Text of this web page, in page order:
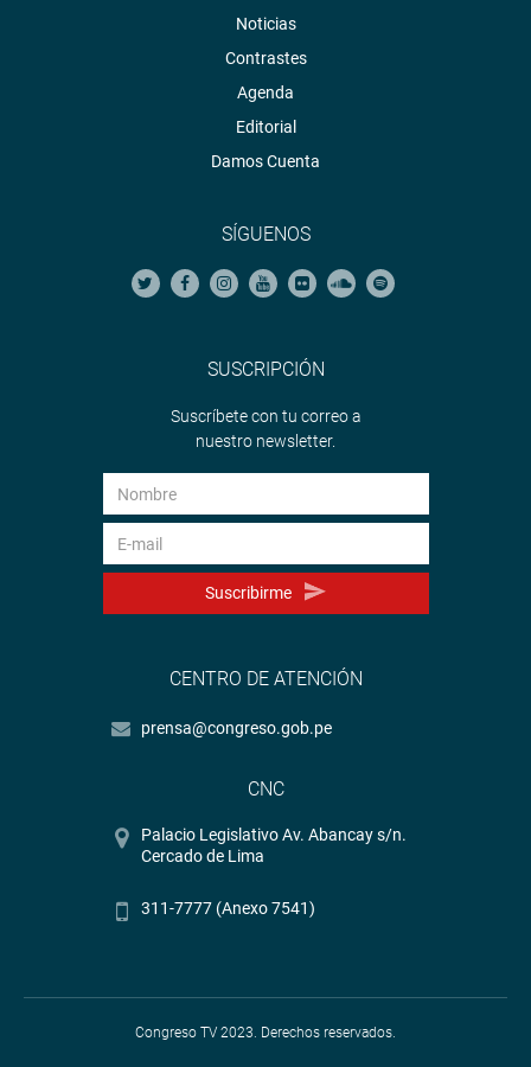
Noticias
Contrastes
Agenda
Editorial
Damos Cuenta
SÍGUENOS
SUSCRIPCIÓN
Suscríbete con tu correo a
nuestro newsletter.
Suscribirme
CENTRO DE ATENCIÓN
prensa@congreso.gob.pe
CNC
Palacio Legislativo Av. Abancay s/n.
Cercado de Lima
311-7777 (Anexo 7541)
Congreso TV 2023. Derechos reservados.